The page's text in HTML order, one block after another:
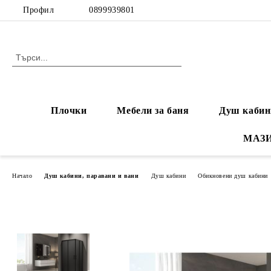
Профил 0899939801
Плочки Мебели за баня Душ
Начало Душ кабини, паравани и вани Душ кабини Обикновени душ кабини